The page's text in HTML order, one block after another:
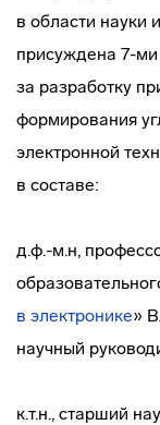
в области науки
присуждена 7-
за разработку
формирования
электронной
в составе:
д.ф.-м.н,
в электронике»
научный
к.т.н., старший